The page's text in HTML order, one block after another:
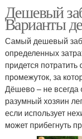
Дешевый
Варианты
Самый дешевый
определенных
придется
промежуток, за
Дёшево – не всегда
разумный хозяин
если использует
может прибегнуть